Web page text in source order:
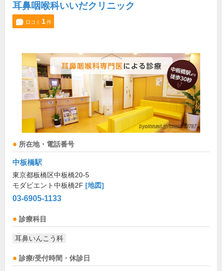
耳鼻咽喉科いいだクリニック
口コミ 1件
所在地・電話番号
中板橋駅
東京都板橋区中板橋20-5
モダビエント中板橋2F [地図]
03-6905-1133
診療科目
耳鼻いんこう科
診療/受付時間・休診日